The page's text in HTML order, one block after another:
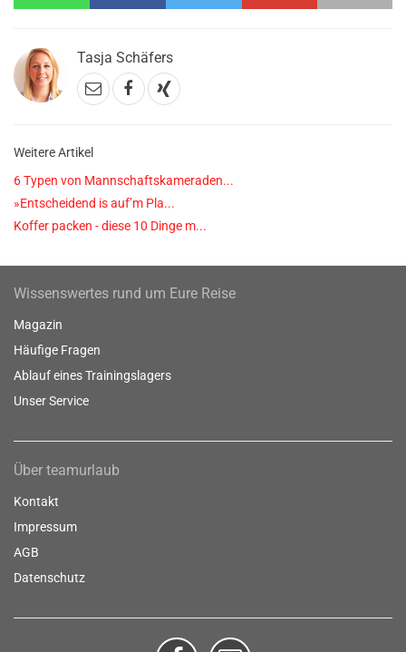
Tasja Schäfers
Weitere Artikel
6 Typen von Mannschaftskameraden...
»Entscheidend is auf’m Pla...
Koffer packen - diese 10 Dinge m...
Wissenswertes rund um Eure Reise
Magazin
Häufige Fragen
Ablauf eines Trainingslagers
Unser Service
Über teamurlaub
Kontakt
Impressum
AGB
Datenschutz